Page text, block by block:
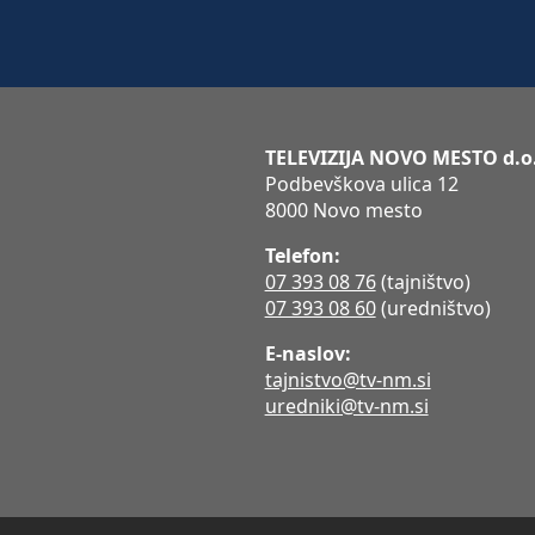
TELEVIZIJA NOVO MESTO
Podbevškova ulica 12
8000 Novo mesto
Telefon:
07 393 08 76(tajništvo)
07 393 08 60(uredništvo)
E-naslov:
tajnistvo@tv-nm.si
uredniki@tv-nm.si